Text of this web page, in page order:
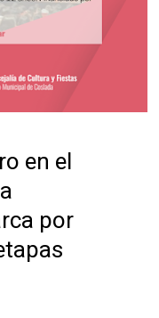
en el
por